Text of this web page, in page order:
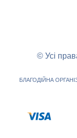
© Усі
БЛАГОДІЙНА